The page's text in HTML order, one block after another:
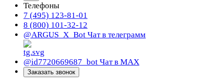
Телефоны
7 (495) 123-81-01
8 (800) 101-32-12
@ARGUS_X_Bot Чат в телеграмм
@id7720669687_bot Чат в МАХ
Заказать звонок